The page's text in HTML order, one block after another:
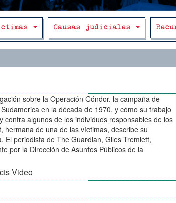
Causas judiciales
sobre la Operación Cóndor, la campaña de
en la década de 1970, y cómo su trabajo
algunos de los individuos responsables de los
de una de las víctimas, describe su
periodista de The Guardian, Giles Tremlett,
por la Dirección de Asuntos Públicos de la
Video